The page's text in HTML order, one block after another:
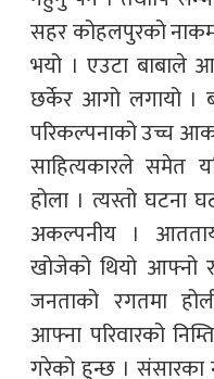
सहर कोहलपुरको
भयो । एउटा बाबाले
छर्केर आगो लगायो ।
परिकल्पनाको उच्च
साहित्यकारले समेत
होला । त्यस्तो घटना
अकल्पनीय ।
खोजेको थियो आफ्नो
जनताको रगतमा
आफ्ना परिवारको
गरेको हुन्छ । संसारका